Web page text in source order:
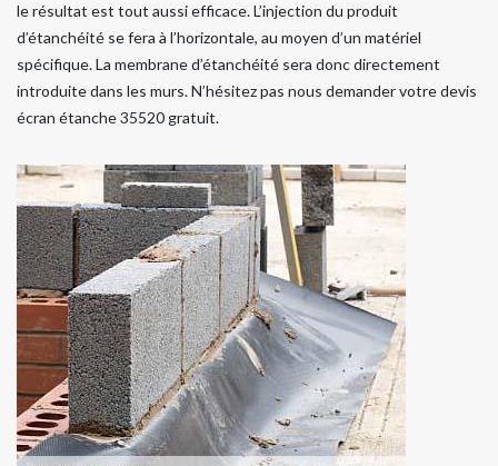
le résultat est tout aussi efficace. L’injection du produit
d’étanchéité se fera à l’horizontale, au moyen d’un matériel
spécifique. La membrane d’étanchéité sera donc directement
introduite dans les murs. N’hésitez pas nous demander votre devis
écran étanche 35520 gratuit.